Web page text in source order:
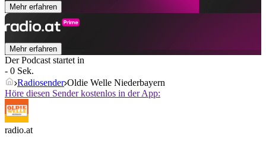
Mehr erfahren
Mehr erfahren
Der Podcast startet in
- 0 Sek.
Radiosender Oldie Welle Niederbayern
Höre diesen Sender kostenlos in der App:
radio.at